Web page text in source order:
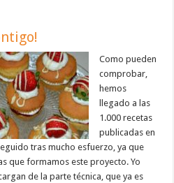
Como pueden
comprobar,
hemos
llegado a las
1.000 recetas
publicadas en
tras mucho esfuerzo, ya que
que formamos este proyecto. Yo
de la parte técnica, que ya es